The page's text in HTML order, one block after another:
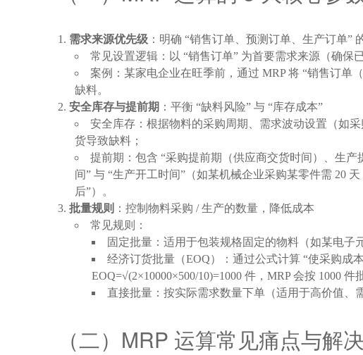
需求来源优先级 ：明确 “销售订单、预测订单、生产订单”
常见设置逻辑：以 “销售订单” 为首要需求来源（确保
案例：某家电企业在旺季前，通过 MRP 将 “销售订单
缺料。
安全库存与提前期 ：平衡 “缺料风险” 与 “库存成本”
安全库存：根据物料的采购周期、需求波动设置（如
货导致缺料；
提前期：包含 “采购提前期（供应商交货时间）、生
间” 与 “生产开工时间”（如某机械企业采购某零件需 20
后”）。
批量规则 ：控制物料采购 / 生产的数量，降低成本
常见规则：
固定批量：适用于包装规格固定的物料（如某电子
经济订货批量（EOQ）：通过公式计算 “使采购成
EOQ=√(2×10000×500/10)=1000 件，MRP 会按 1000 件
直接批量：按实际需求数量下单（适用于高价值、
（二）MRP 运算常见痛点与解